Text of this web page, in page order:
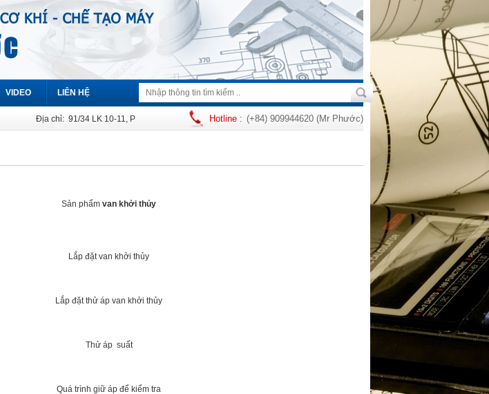
VIDEO LIÊN HỆ
Địa chỉ: 91/34 LK 10-11, Phường Bình Trị Đông, Quận Bình Tân, TP. Hồ Chí Minh MST: 0309866820 - Điện thoại:
Hotline : (+84) 909944620 (Mr Phước)
Sản phẩm van khởi thủy
Lắp đặt van khởi thủy
Lắp đặt thử áp van khởi thủy
Thử áp suất
Quá trình giữ áp để kiểm tra